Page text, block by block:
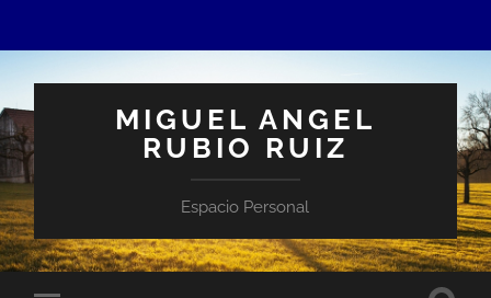
MIGUEL ANGEL
RUBIO RUIZ
Espacio Personal